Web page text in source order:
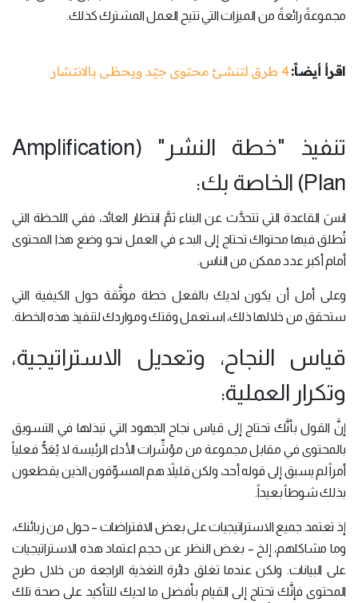
مجموعةً رائعةً من الميزات التي تتيح العمل المشترك كذلك.
اقرأ أيضاً:4 طرق لتنشئ محتوى جيّد ويحظى بالانتشار
تنفيذ "خطة النشر" (Amplification
Plan) الخاصة بك:
انسَ القاعدة التي تتحدَّث عن البناء ثمَّ انتظار العائد، ففي اللحظة التي
تُطلق فيها محتواك تحتاج إلى البدء في العمل نحو وضع هذا المحتوى
أمام أكبر عدد ممكن من الناس.
وعلى أمل أن يكون لديك بالفعل خطة موثَّقة حول الكيفية التي
ستحقق من خلالها ذلك، استعمل وقتك ومواردك لتنفيذ هذه الخطة.
قياس النجاح، وتعديل الاستراتيجية،
وتكرار العملية:
إنَّ القول بأنَّك تحتاج إلى قياس نجاح الجهود التي تبذلها في التسويق
بالمحتوى في مقابل مجموعة من مؤشِّرات الأداء الرئيسة لا يُعَدُّ فعلياً
أمراً لم يسبق إلى قوله أحد، ولكن قليلاً هم المسوِّقون الذين يقطعون
بذلك شوطاً بعيداً.
إذ تعتمد جميع الاستراتيجيات على بعض الافتراضات – حول من زبائنك،
وما مشاكلهم، إلخ – بغض النظر عن حجم اعتماد هذه الاستراتيجيات
على البيانات. ولكن عندما تغلق دائرة التغذية الراجعة من خلال طرح
المحتوى فإنَّك تحتاج إلى القيام بأفضل ما لديك للتأكيد على صحة تلك